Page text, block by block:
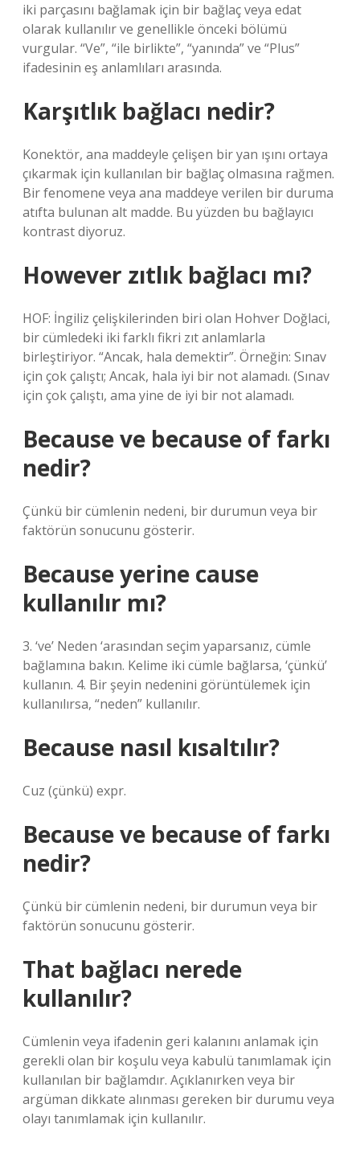
iki parçasını bağlamak için bir bağlaç veya edat
olarak kullanılır ve genellikle önceki bölümü
vurgular. “Ve”, “ile birlikte”, “yanında” ve “Plus”
ifadesinin eş anlamlıları arasında.
Karşıtlık bağlacı nedir?
Konektör, ana maddeyle çelişen bir yan ışını ortaya
çıkarmak için kullanılan bir bağlaç olmasına rağmen.
Bir fenomene veya ana maddeye verilen bir duruma
atıfta bulunan alt madde. Bu yüzden bu bağlayıcı
kontrast diyoruz.
However zıtlık bağlacı mı?
HOF: İngiliz çelişkilerinden biri olan Hohver Doğlaci,
bir cümledeki iki farklı fikri zıt anlamlarla
birleştiriyor. “Ancak, hala demektir”. Örneğin: Sınav
için çok çalıştı; Ancak, hala iyi bir not alamadı. (Sınav
için çok çalıştı, ama yine de iyi bir not alamadı.
Because ve because of farkı
nedir?
Çünkü bir cümlenin nedeni, bir durumun veya bir
faktörün sonucunu gösterir.
Because yerine cause
kullanılır mı?
3. ‘ve’ Neden ‘arasından seçim yaparsanız, cümle
bağlamına bakın. Kelime iki cümle bağlarsa, ‘çünkü’
kullanın. 4. Bir şeyin nedenini görüntülemek için
kullanılırsa, “neden” kullanılır.
Because nasıl kısaltılır?
Cuz (çünkü) expr.
Because ve because of farkı
nedir?
Çünkü bir cümlenin nedeni, bir durumun veya bir
faktörün sonucunu gösterir.
That bağlacı nerede
kullanılır?
Cümlenin veya ifadenin geri kalanını anlamak için
gerekli olan bir koşulu veya kabulü tanımlamak için
kullanılan bir bağlamdır. Açıklanırken veya bir
argüman dikkate alınması gereken bir durumu veya
olayı tanımlamak için kullanılır.